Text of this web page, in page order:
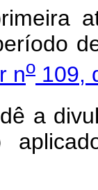
no 109,
a